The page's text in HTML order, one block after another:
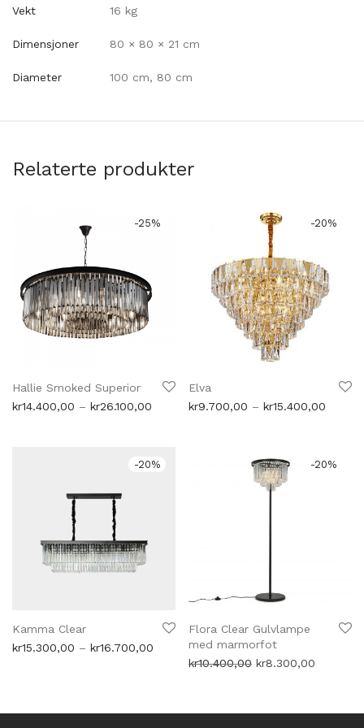
Vekt 16 kg
Dimensjoner 80 × 80 × 21 cm
Diameter 100 cm, 80 cm
Relaterte produkter
-25%
Hallie Smoked Superior
kr14.400,00 – kr26.100,00 Prisområde:
-20%
Elva
kr9.700,00 – kr15.400,00
-20%
Kamma Clear
kr15.300,00 – kr16.700,00 Prisområde:
kr15.300,00
-20%
Flora Clear Gulvlampe
med marmorfot
kr10.400,00 Opprinnelig
kr8.300,00